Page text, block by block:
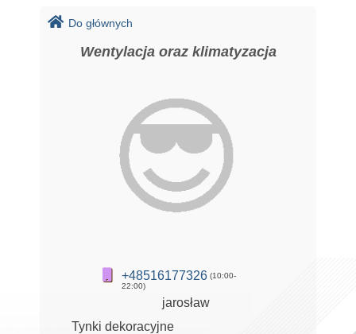
Do głównych
Wentylacja oraz klimatyzacja
+48516177326 (10:00-
22:00)
jarosław
Tynki dekoracyjne